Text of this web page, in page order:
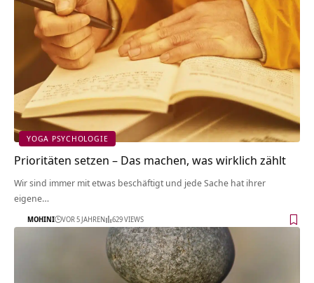
YOGA PSYCHOLOGIE
Prioritäten setzen – Das machen, was wirklich zählt
Wir sind immer mit etwas beschäftigt und jede Sache hat ihrer
eigene…
MOHINI VOR 5 JAHREN 629 VIEWS